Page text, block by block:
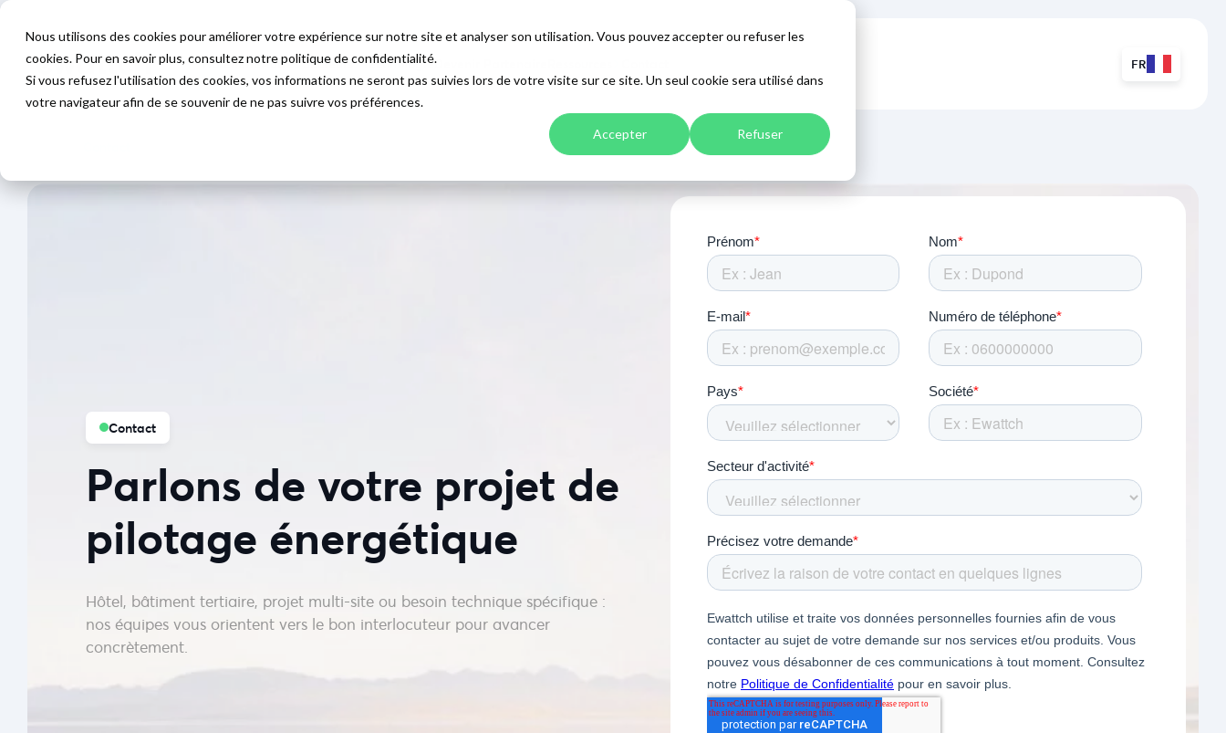
Nous utilisons des cookies pour améliorer votre expérience sur notre site et analyser son utilisation. Vous pouvez accepter ou refuser les
cookies. Pour en savoir plus, consultez notre politique de confidentialité.
Si vous refusez l'utilisation des cookies, vos informations ne seront pas suivies lors de votre visite sur ce site. Un seul cookie sera utilisé dans
votre navigateur afin de se souvenir de ne pas suivre vos préférences.
Accepter Refuser
HôtellerieAutres Secteurs TechnologieDevenir Partenaire FR
Contact
Parlons de votre projet de
pilotage énergétique
Hôtel, bâtiment tertiaire, projet multi-site ou besoin technique spécifique :
nos équipes vous orientent vers le bon interlocuteur pour avancer
concrètement.